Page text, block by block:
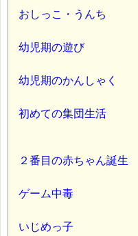
おしっこ・うんち
幼児期の遊び
幼児期のかんしゃく
初めての集団生活
２番目の赤ちゃん誕生
ゲーム中毒
いじめっ子